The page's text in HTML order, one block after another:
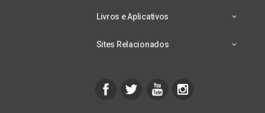
Livros e Aplicativos
Sites Relacionados